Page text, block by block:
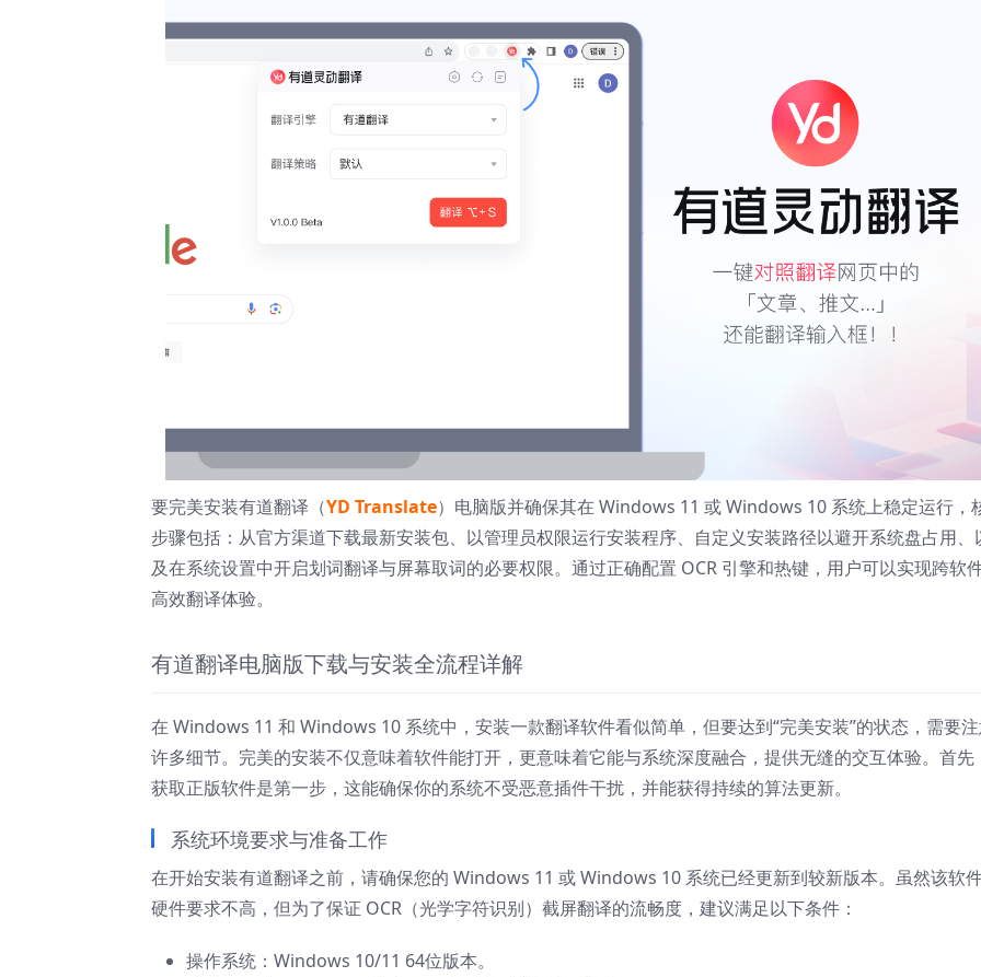
要完美安装有道翻译（YD Translate）电脑版并确保其在 Windows 11 或 Windows 10 系统上稳定运行，
步骤包括：从官方渠道下载最新安装包、以管理员权限运行安装程序、自定义安装路径以避开系统盘占用、
及在系统设置中开启划词翻译与屏幕取词的必要权限。通过正确配置 OCR 引擎和热键，用户可以实现跨软
高效翻译体验。
有道翻译电脑版下载与安装全流程详解
在 Windows 11 和 Windows 10 系统中，安装一款翻译软件看似简单，但要达到“完美安装”的状态，需要
许多细节。完美的安装不仅意味着软件能打开，更意味着它能与系统深度融合，提供无缝的交互体验。首先
获取正版软件是第一步，这能确保你的系统不受恶意插件干扰，并能获得持续的算法更新。
系统环境要求与准备工作
在开始安装有道翻译之前，请确保您的 Windows 11 或 Windows 10 系统已经更新到较新版本。虽然该软
硬件要求不高，但为了保证 OCR（光学字符识别）截屏翻译的流畅度，建议满足以下条件：
操作系统：Windows 10/11 64位版本。